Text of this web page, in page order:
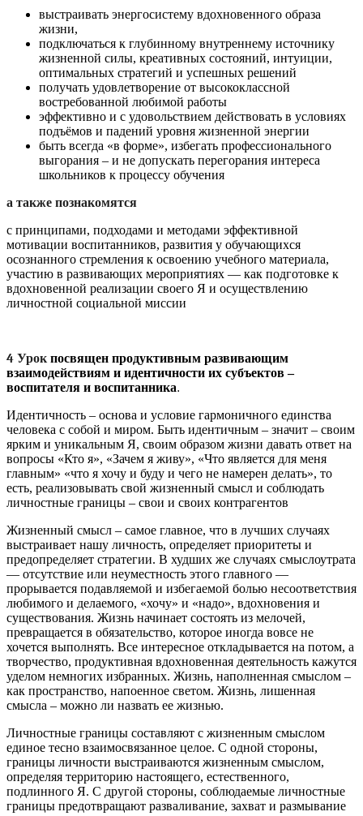
выстраивать энергосистему вдохновенного образа
жизни,
подключаться к глубинному внутреннему источнику
жизненной силы, креативных состояний, интуиции,
оптимальных стратегий и успешных решений
получать удовлетворение от высококлассной
востребованной любимой работы
эффективно и с удовольствием действовать в условиях
подъёмов и падений уровня жизненной энергии
быть всегда «в форме», избегать профессионального
выгорания – и не допускать перегорания интереса
школьников к процессу обучения
а также познакомятся
с принципами, подходами и методами эффективной
мотивации воспитанников, развития у обучающихся
осознанного стремления к освоению учебного материала,
участию в развивающих мероприятиях — как подготовке к
вдохновенной реализации своего Я и осуществлению
личностной социальной миссии
4 Урок посвящен продуктивным развивающим
взаимодействиям и идентичности их субъектов –
воспитателя и воспитанника.
Идентичность – основа и условие гармоничного единства
человека с собой и миром. Быть идентичным – значит – своим
ярким и уникальным Я, своим образом жизни давать ответ на
вопросы «Кто я», «Зачем я живу», «Что является для меня
главным» «что я хочу и буду и чего не намерен делать», то
есть, реализовывать свой жизненный смысл и соблюдать
личностные границы – свои и своих контрагентов
Жизненный смысл – самое главное, что в лучших случаях
выстраивает нашу личность, определяет приоритеты и
предопределяет стратегии. В худших же случаях смыслоутрата
— отсутствие или неуместность этого главного —
прорывается подавляемой и избегаемой болью несоответствия
любимого и делаемого, «хочу» и «надо», вдохновения и
существования. Жизнь начинает состоять из мелочей,
превращается в обязательство, которое иногда вовсе не
хочется выполнять. Все интересное откладывается на потом, а
творчество, продуктивная вдохновенная деятельность кажутся
уделом немногих избранных. Жизнь, наполненная смыслом –
как пространство, напоенное светом. Жизнь, лишенная
смысла – можно ли назвать ее жизнью.
Личностные границы составляют с жизненным смыслом
единое тесно взаимосвязанное целое. С одной стороны,
границы личности выстраиваются жизненным смыслом,
определяя территорию настоящего, естественного,
подлинного Я. С другой стороны, соблюдаемые личностные
границы предотвращают разваливание, захват и размывание